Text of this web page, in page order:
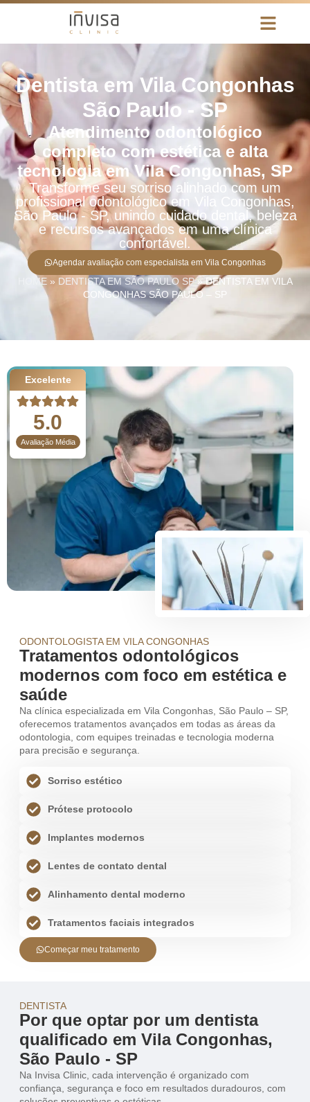
Dentista em Vila Congonhas
São Paulo - SP
Atendimento odontológico
completo com estética e alta
tecnologia em Vila Congonhas, SP
Transforme seu sorriso alinhado com um
profissional odontológico em Vila Congonhas,
São Paulo - SP, unindo cuidado dental, beleza
e recursos avançados em uma clínica
confortável.
Agendar avaliação com especialista em Vila Congonhas
HOME» DENTISTA EM SÃO PAULO SP» DENTISTA EM VILA
CONGONHAS SÃO PAULO – SP
Excelente
5.0
Avaliação Média
ODONTOLOGISTA EM VILA CONGONHAS
Tratamentos odontológicos
modernos com foco em estética e
saúde
Na clínica especializada em Vila Congonhas, São Paulo – SP,
oferecemos tratamentos avançados em todas as áreas da
odontologia, com equipes treinadas e tecnologia moderna
para precisão e segurança.
Sorriso estético
Prótese protocolo
Implantes modernos
Lentes de contato dental
Alinhamento dental moderno
Tratamentos faciais integrados
Começar meu tratamento
DENTISTA
Por que optar por um dentista
qualificado em Vila Congonhas,
São Paulo - SP
Na Invisa Clinic, cada intervenção é organizado com
confiança, segurança e foco em resultados duradouros, com